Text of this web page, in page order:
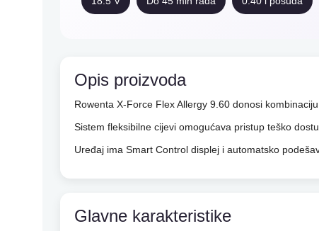
Opis proizvoda
Rowenta X-Force Flex Allergy 9.60 donosi
Sistem fleksibilne cijevi omogućava pristup teško
Uređaj ima Smart Control displej i automatsko
Glavne karakteristike